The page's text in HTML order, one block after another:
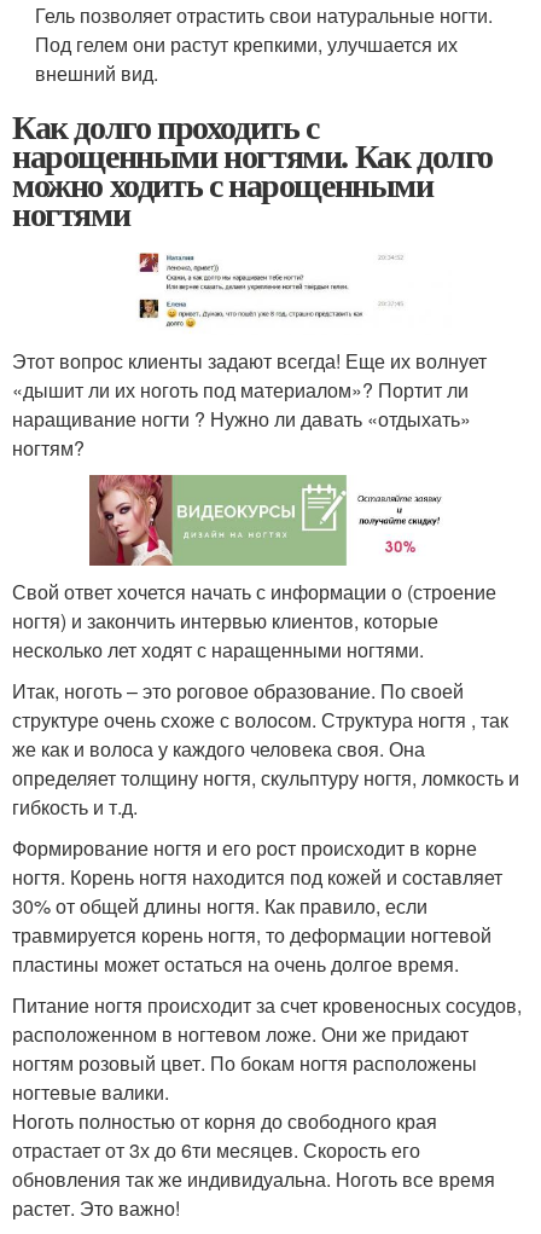
Гель позволяет отрастить свои натуральные ногти.
Под гелем они растут крепкими, улучшается их
внешний вид.
Как долго проходить с
нарощенными ногтями. Как долго
можно ходить с нарощенными
ногтями
Этот вопрос клиенты задают всегда! Еще их волнует
«дышит ли их ноготь под материалом»? Портит ли
наращивание ногти ? Нужно ли давать «отдыхать»
ногтям?
Свой ответ хочется начать с информации о (строение
ногтя) и закончить интервью клиентов, которые
несколько лет ходят с наращенными ногтями.
Итак, ноготь – это роговое образование. По своей
структуре очень схоже с волосом. Структура ногтя , так
же как и волоса у каждого человека своя. Она
определяет толщину ногтя, скульптуру ногтя, ломкость и
гибкость и т.д.
Формирование ногтя и его рост происходит в корне
ногтя. Корень ногтя находится под кожей и составляет
30% от общей длины ногтя. Как правило, если
травмируется корень ногтя, то деформации ногтевой
пластины может остаться на очень долгое время.
Питание ногтя происходит за счет кровеносных сосудов,
расположенном в ногтевом ложе. Они же придают
ногтям розовый цвет. По бокам ногтя расположены
ногтевые валики.
Ноготь полностью от корня до свободного края
отрастает от 3х до 6ти месяцев. Скорость его
обновления так же индивидуальна. Ноготь все время
растет. Это важно!